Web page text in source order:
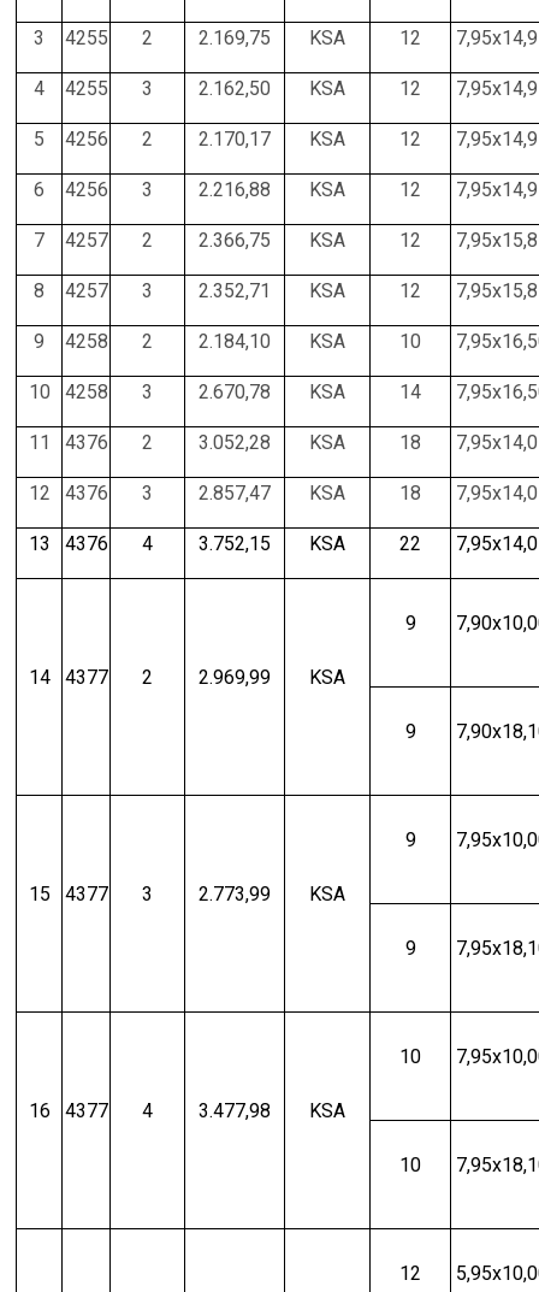
3 4255 2 2.169,75 KSA 12
4 4255 3 2.162,50 KSA 12
5 4256 2 2.170,17 KSA 12
6 4256 3 2.216,88 KSA 12
7 4257 2 2.366,75 KSA 12
8 4257 3 2.352,71 KSA 12
9 4258 2 2.184,10 KSA 10
10 4258 3 2.670,78 KSA 14
11 4376 2 3.052,28 KSA 18
12 4376 3 2.857,47 KSA 18
13 4376 4 3.752,15 KSA 22
14 4377 2 2.969,99 KSA
9
9
15 4377 3 2.773,99 KSA
9
9
16 4377 4 3.477,98 KSA
10
10
12